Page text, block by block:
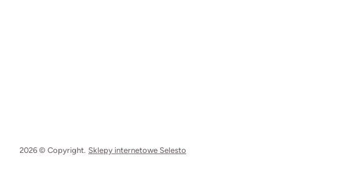
2026 © Copyright. Sklepy internetowe Selesto